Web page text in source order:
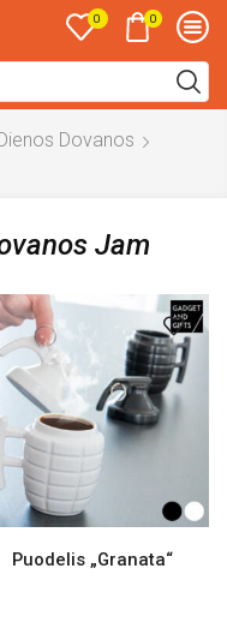
0 0
Dovanos
Jam
Puodelis „Granata“